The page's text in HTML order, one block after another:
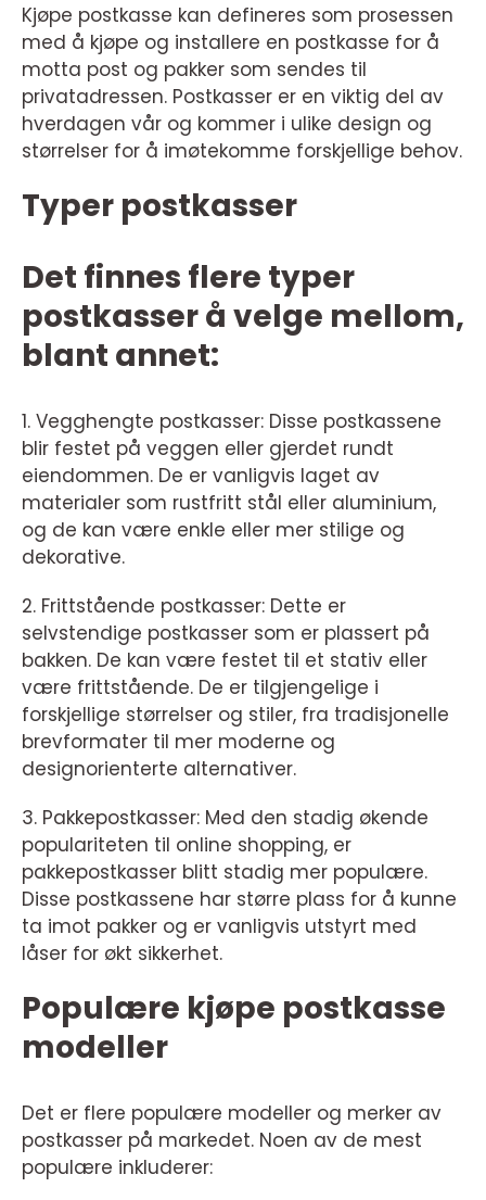
Kjøpe postkasse kan defineres som prosessen
med å kjøpe og installere en postkasse for å
motta post og pakker som sendes til
privatadressen. Postkasser er en viktig del av
hverdagen vår og kommer i ulike design og
størrelser for å imøtekomme forskjellige behov.
Typer postkasser
Det finnes flere typer
postkasser å velge mellom,
blant annet:
1. Vegghengte postkasser: Disse postkassene
blir festet på veggen eller gjerdet rundt
eiendommen. De er vanligvis laget av
materialer som rustfritt stål eller aluminium,
og de kan være enkle eller mer stilige og
dekorative.
2. Frittstående postkasser: Dette er
selvstendige postkasser som er plassert på
bakken. De kan være festet til et stativ eller
være frittstående. De er tilgjengelige i
forskjellige størrelser og stiler, fra tradisjonelle
brevformater til mer moderne og
designorienterte alternativer.
3. Pakkepostkasser: Med den stadig økende
populariteten til online shopping, er
pakkepostkasser blitt stadig mer populære.
Disse postkassene har større plass for å kunne
ta imot pakker og er vanligvis utstyrt med
låser for økt sikkerhet.
Populære kjøpe postkasse
modeller
Det er flere populære modeller og merker av
postkasser på markedet. Noen av de mest
populære inkluderer: